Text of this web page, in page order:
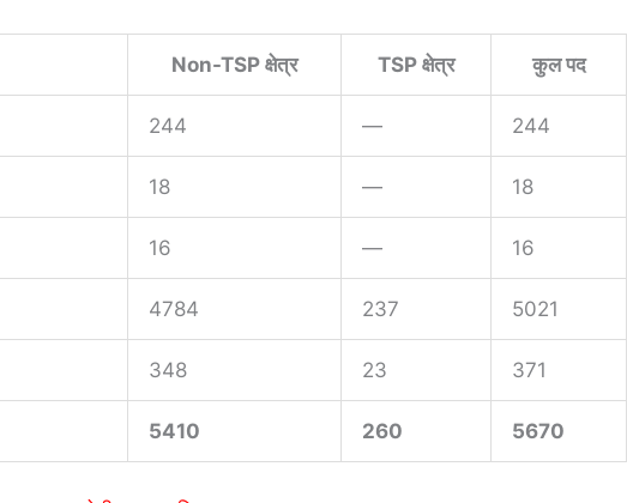
Non-TSP क्षेत्र TSP क्षेत्र कुल पद
244 — 244
18 — 18
16 — 16
4784 237 5021
348 23 371
5410 260 5670